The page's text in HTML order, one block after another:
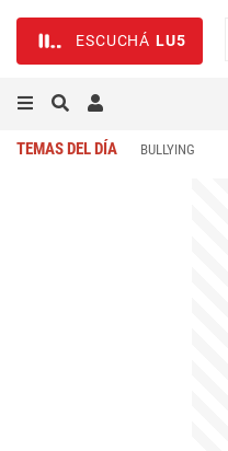
ESCUCHÁ LU5
TEMAS DEL DÍA BULLYING